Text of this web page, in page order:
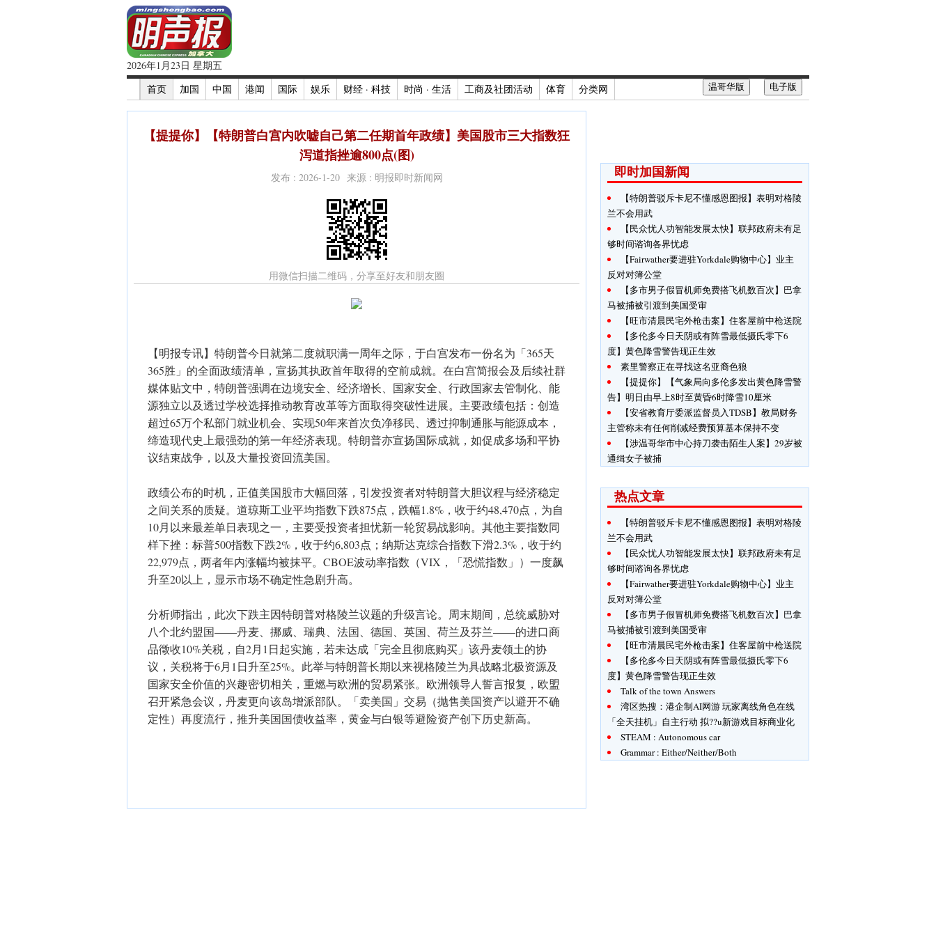
2026年1月23日 星期五
首页
加国 中国 港闻 国际 娱乐 财经 · 科技 时尚 · 生活 工商及社团活动 体育 分类网 电子版
温哥华版
【提提你】【特朗普白宫内吹嘘自己第二任期首年政绩】美国股市三大指数狂
泻道指挫逾800点(图)
发布 : 2026-1-20 来源 : 明报即时新闻网
用微信扫描二维码，分享至好友和朋友圈
【明报专讯】特朗普今日就第二度就职满一周年之际，于白宫发布一份名为「365天
365胜」的全面政绩清单，宣扬其执政首年取得的空前成就。在白宫简报会及后续社群
媒体贴文中，特朗普强调在边境安全、经济增长、国家安全、行政国家去管制化、能
源独立以及透过学校选择推动教育改革等方面取得突破性进展。主要政绩包括：创造
超过65万个私部门就业机会、实现50年来首次负净移民、透过抑制通胀与能源成本，
缔造现代史上最强劲的第一年经济表现。特朗普亦宣扬国际成就，如促成多场和平协
议结束战争，以及大量投资回流美国。
政绩公布的时机，正值美国股市大幅回落，引发投资者对特朗普大胆议程与经济稳定
之间关系的质疑。道琼斯工业平均指数下跌875点，跌幅1.8%，收于约48,470点，为自
10月以来最差单日表现之一，主要受投资者担忧新一轮贸易战影响。其他主要指数同
样下挫：标普500指数下跌2%，收于约6,803点；纳斯达克综合指数下滑2.3%，收于约
22,979点，两者年内涨幅均被抹平。CBOE波动率指数（VIX，「恐慌指数」）一度飙
升至20以上，显示市场不确定性急剧升高。
分析师指出，此次下跌主因特朗普对格陵兰议题的升级言论。周末期间，总统威胁对
八个北约盟国——丹麦、挪威、瑞典、法国、德国、英国、荷兰及芬兰——的进口商
品徵收10%关税，自2月1日起实施，若未达成「完全且彻底购买」该丹麦领土的协
议，关税将于6月1日升至25%。此举与特朗普长期以来视格陵兰为具战略北极资源及
国家安全价值的兴趣密切相关，重燃与欧洲的贸易紧张。欧洲领导人誓言报复，欧盟
召开紧急会议，丹麦更向该岛增派部队。「卖美国」交易（抛售美国资产以避开不确
定性）再度流行，推升美国国债收益率，黄金与白银等避险资产创下历史新高。
即时加国新闻
【特朗普驳斥卡尼不懂感恩图报】表明对格陵
兰不会用武
【民众忧人功智能发展太快】联邦政府未有足
够时间谘询各界忧虑
【Fairwather要进驻Yorkdale购物中心】业主
反对对簿公堂
【多市男子假冒机师免费搭飞机数百次】巴拿
马被捕被引渡到美国受审
【旺市清晨民宅外枪击案】住客屋前中枪送院
【多伦多今日天阴或有阵雪最低摄氏零下6
度】黄色降雪警告现正生效
素里警察正在寻找这名亚裔色狼
【提提你】【气象局向多伦多发出黄色降雪警
告】明日由早上8时至黄昏6时降雪10厘米
【安省教育厅委派监督员入TDSB】教局财务
主管称未有任何削减经费预算基本保持不变
【涉温哥华市中心持刀袭击陌生人案】29岁被
通缉女子被捕
热点文章
【特朗普驳斥卡尼不懂感恩图报】表明对格陵
兰不会用武
【民众忧人功智能发展太快】联邦政府未有足
够时间谘询各界忧虑
【Fairwather要进驻Yorkdale购物中心】业主
反对对簿公堂
【多市男子假冒机师免费搭飞机数百次】巴拿
马被捕被引渡到美国受审
【旺市清晨民宅外枪击案】住客屋前中枪送院
【多伦多今日天阴或有阵雪最低摄氏零下6
度】黄色降雪警告现正生效
Talk of the town Answers
湾区热搜：港企制AI网游 玩家离线角色在线
「全天挂机」自主行动 拟??u新游戏目标商业化
STEAM : Autonomous car
Grammar : Either/Neither/Both